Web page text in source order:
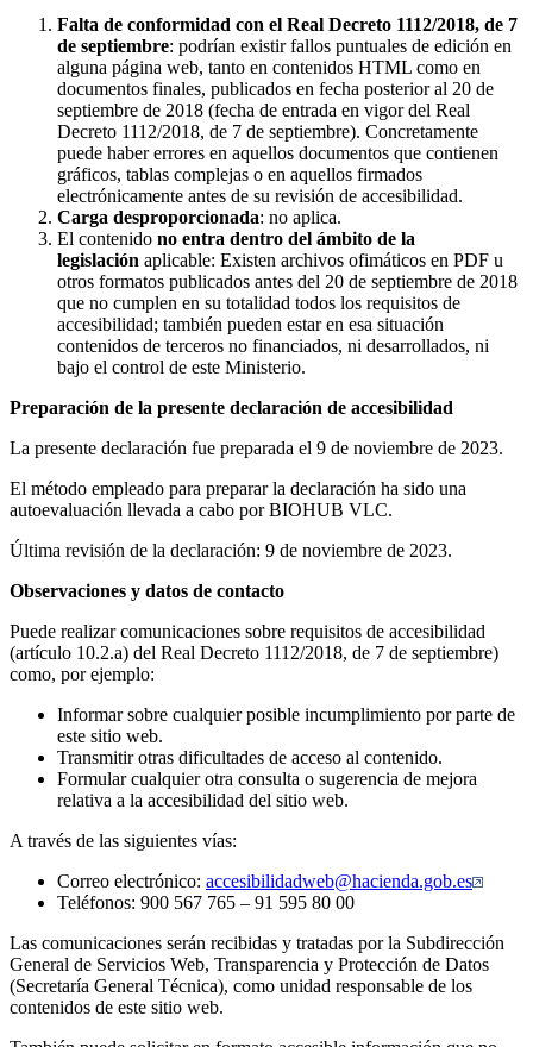
Falta de conformidad con el Real Decreto 1112/2018, de 7
de septiembre: podrían existir fallos puntuales de edición en
alguna página web, tanto en contenidos HTML como en
documentos finales, publicados en fecha posterior al 20 de
septiembre de 2018 (fecha de entrada en vigor del Real
Decreto 1112/2018, de 7 de septiembre). Concretamente
puede haber errores en aquellos documentos que contienen
gráficos, tablas complejas o en aquellos firmados
electrónicamente antes de su revisión de accesibilidad.
Carga desproporcionada: no aplica.
El contenido no entra dentro del ámbito de la
legislación aplicable: Existen archivos ofimáticos en PDF u
otros formatos publicados antes del 20 de septiembre de 2018
que no cumplen en su totalidad todos los requisitos de
accesibilidad; también pueden estar en esa situación
contenidos de terceros no financiados, ni desarrollados, ni
bajo el control de este Ministerio.
Preparación de la presente declaración de accesibilidad
La presente declaración fue preparada el 9 de noviembre de 2023.
El método empleado para preparar la declaración ha sido una
autoevaluación llevada a cabo por BIOHUB VLC.
Última revisión de la declaración: 9 de noviembre de 2023.
Observaciones y datos de contacto
Puede realizar comunicaciones sobre requisitos de accesibilidad
(artículo 10.2.a) del Real Decreto 1112/2018, de 7 de septiembre)
como, por ejemplo:
Informar sobre cualquier posible incumplimiento por parte de
este sitio web.
Transmitir otras dificultades de acceso al contenido.
Formular cualquier otra consulta o sugerencia de mejora
relativa a la accesibilidad del sitio web.
A través de las siguientes vías:
Correo electrónico: accesibilidadweb@hacienda.gob.es
Teléfonos: 900 567 765 – 91 595 80 00
Las comunicaciones serán recibidas y tratadas por la Subdirección
General de Servicios Web, Transparencia y Protección de Datos
(Secretaría General Técnica), como unidad responsable de los
contenidos de este sitio web.